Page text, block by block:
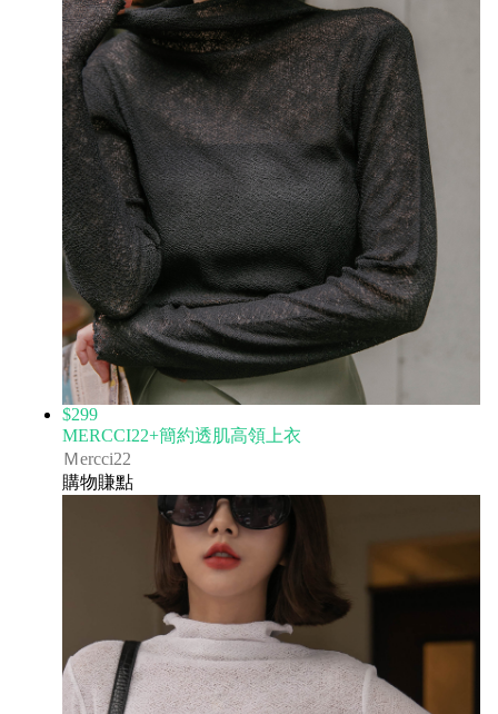
$299
MERCCI22+簡約透肌高領上衣
Ｍercci22
購物賺點